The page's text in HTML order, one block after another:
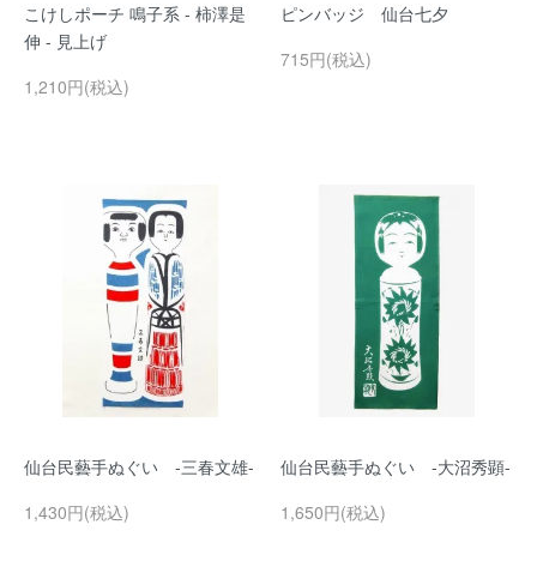
こけしポーチ 鳴子系 - 柿澤是
伸 - 見上げ
1,210円(税込)
ピンバッジ 仙台七夕
715円(税込)
仙台民藝手ぬぐい -三春文雄-
1,430円(税込)
仙台民藝手ぬぐい -大沼秀顕-
1,650円(税込)